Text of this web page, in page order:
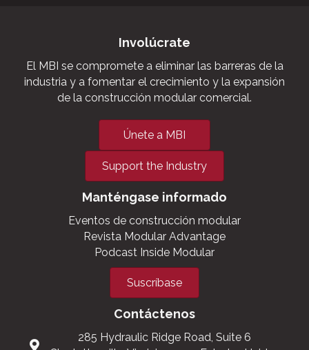
La voz de la construcción
modular comercial. ®
Involúcrate
El MBI se compromete a eliminar las barreras de la
industria y a fomentar el crecimiento y la expansión
de la construcción modular comercial.
Únete a MBI
Support the Industry
Manténgase informado
Eventos de construcción modular
Revista Modular Advantage